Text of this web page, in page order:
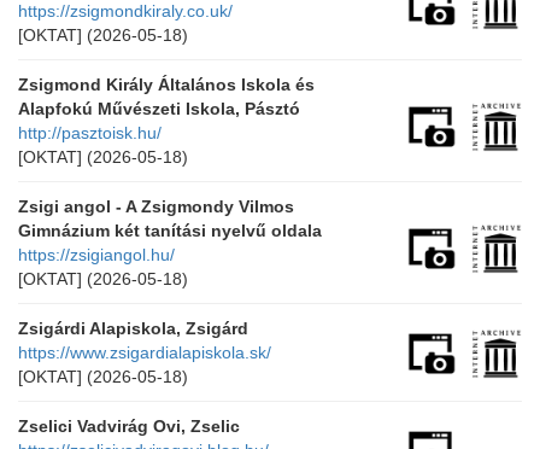
https://zsigmondkiraly.co.uk/
[OKTAT] (2026-05-18)
Zsigmond Király Általános Iskola és
Alapfokú Művészeti Iskola, Pásztó
http://pasztoisk.hu/
[OKTAT] (2026-05-18)
Zsigi angol - A Zsigmondy Vilmos
Gimnázium két tanítási nyelvű oldala
https://zsigiangol.hu/
[OKTAT] (2026-05-18)
Zsigárdi Alapiskola, Zsigárd
https://www.zsigardialapiskola.sk/
[OKTAT] (2026-05-18)
Zselici Vadvirág Ovi, Zselic